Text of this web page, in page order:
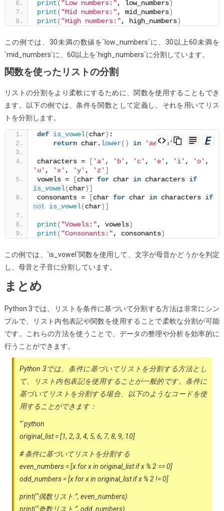
print( "Low numbers:", low_numbers)
print( "Mid numbers:", mid_numbers)
print( "High numbers:", high_numbers)
この例では、30未満の数値を`low_numbers`に、30以上60未満を
`mid_numbers`に、60以上を`high_numbers`に分割しています。
関数を使ったリストの分割
リストの分割をより柔軟にするために、関数を使用することもでき
ます。以下の例では、条件を関数として定義し、それを用いてリス
トを分割します。
def is_vowel(char) :
return char. lower() in 'aeiou'
characters = [ 'a' , 'b' , 'c' , 'e' , 'i' , 'o'
'u' , 'x' , 'y' , 'z' ]
vowels =
[char for char in characters if
is_vowel(char)]
consonants =
[char for char in characters if
not
is_vowel(char)]
print( "Vowels:", vowels)
print( "Consonants:", consonants)
この例では、`is_vowel`関数を使用して、文字が母音かどうかを判定
し、母音と子音に分割しています。
まとめ
Python 3では、リストを条件に基づいて分割する方法は非常にシン
プルで、リスト内包表記や関数を使用することで柔軟な分割が可能
です。これらの方法を使うことで、データの整理や分析を効率的に
行うことができます。
Python 3では、条件に基づいてリストを分割する方法とし
て、リスト内包表記を使用することが一般的です。条件に
基づいてリストを分割する場合、以下のようなコードを使
用することができます：
“`python
original_list = [1, 2, 3, 4, 5, 6, 7, 8, 9, 10]
# 条件に基づいてリストを分割する
even_numbers = [x for x in original_list if x % 2 == 0]
odd_numbers = [x for x in original_list if x % 2 != 0]
print(“偶数リスト:”, even_numbers)
print(“奇数リスト:”, odd_numbers)